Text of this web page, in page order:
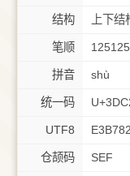
结构 上下结
笔顺
拼音 shù
统一码
UTF8 E3B782
仓颉码 SEF